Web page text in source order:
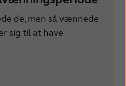
日本
de, men så vænnede
sig til at have